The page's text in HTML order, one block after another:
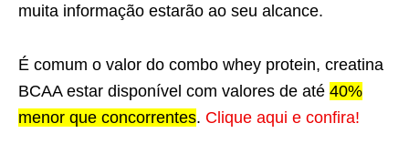
muita informação estarão ao seu alcance.
É comum o valor do combo whey protein, creatina
BCAA estar disponível com valores de até 40%
menor que concorrentes. Clique aqui e confira!